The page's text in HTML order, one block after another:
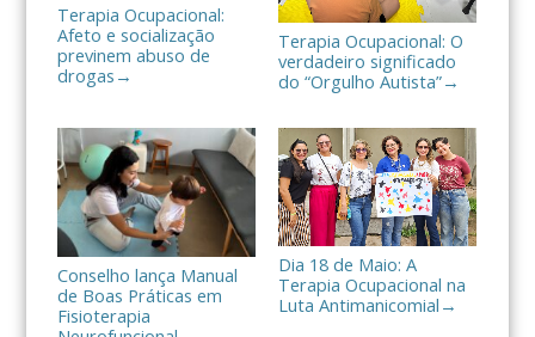
Terapia Ocupacional:
Afeto e socialização
previnem abuso de
drogas →
Terapia Ocupacional: O
verdadeiro significado
do “Orgulho Autista”→
Conselho lança Manual
de Boas Práticas em
Fisioterapia
Dia 18 de Maio: A
Terapia Ocupacional na
Luta Antimanicomial →